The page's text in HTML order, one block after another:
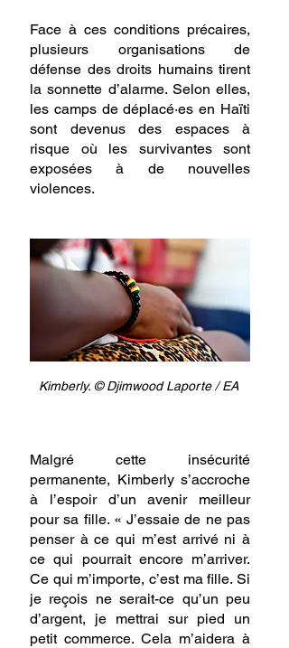
Face à ces conditions précaires,
plusieurs organisations de
défense des droits humains tirent
la sonnette d’alarme. Selon elles,
les camps de déplacé·es en Haïti
sont devenus des espaces à
risque où les survivantes sont
exposées à de nouvelles
violences.
Kimberly. © Djimwood Laporte / EA
Malgré cette insécurité
permanente, Kimberly s’accroche
à l’espoir d’un avenir meilleur
pour sa fille. « J’essaie de ne pas
penser à ce qui m’est arrivé ni à
ce qui pourrait encore m’arriver.
Ce qui m’importe, c’est ma fille. Si
je reçois ne serait-ce qu’un peu
d’argent, je mettrai sur pied un
petit commerce. Cela m’aidera à